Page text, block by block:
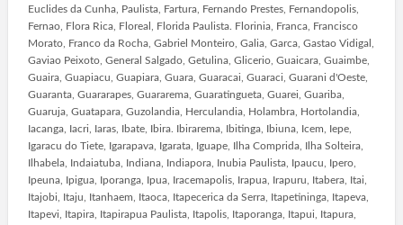
Euclides da Cunha, Paulista, Fartura, Fernando Prestes, Fernandopolis,
Fernao, Flora Rica, Floreal, Florida Paulista. Florinia, Franca, Francisco
Morato, Franco da Rocha, Gabriel Monteiro, Galia, Garca, Gastao Vidigal,
Gaviao Peixoto, General Salgado, Getulina, Glicerio, Guaicara, Guaimbe,
Guaira, Guapiacu, Guapiara, Guara, Guaracai, Guaraci, Guarani d'Oeste,
Guaranta, Guararapes, Guararema, Guaratingueta, Guarei, Guariba,
Guaruja, Guatapara, Guzolandia, Herculandia, Holambra, Hortolandia,
Iacanga, Iacri, Iaras, Ibate, Ibira. Ibirarema, Ibitinga, Ibiuna, Icem, Iepe,
Igaracu do Tiete, Igarapava, Igarata, Iguape, Ilha Comprida, Ilha Solteira,
Ilhabela, Indaiatuba, Indiana, Indiapora, Inubia Paulista, Ipaucu, Ipero,
Ipeuna, Ipigua, Iporanga, Ipua, Iracemapolis, Irapua, Irapuru, Itabera, Itai,
Itajobi, Itaju, Itanhaem, Itaoca, Itapecerica da Serra, Itapetininga, Itapeva,
Itapevi, Itapira, Itapirapua Paulista, Itapolis, Itaporanga, Itapui, Itapura,